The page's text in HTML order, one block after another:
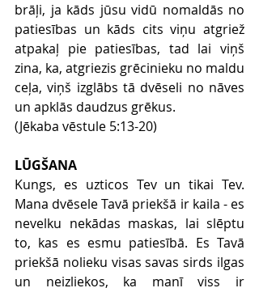
brāļi, ja kāds jūsu vidū nomaldās no
patiesības un kāds cits viņu atgriež
atpakaļ pie patiesības, tad lai viņš
zina, ka, atgriezis grēcinieku no maldu
ceļa, viņš izglābs tā dvēseli no nāves
un apklās daudzus grēkus.
(Jēkaba vēstule 5:13-20)
LŪGŠANA
Kungs, es uzticos Tev un tikai Tev.
Mana dvēsele Tavā priekšā ir kaila - es
nevelku nekādas maskas, lai slēptu
to, kas es esmu patiesībā. Es Tavā
priekšā nolieku visas savas sirds ilgas
un neizliekos, ka manī viss ir